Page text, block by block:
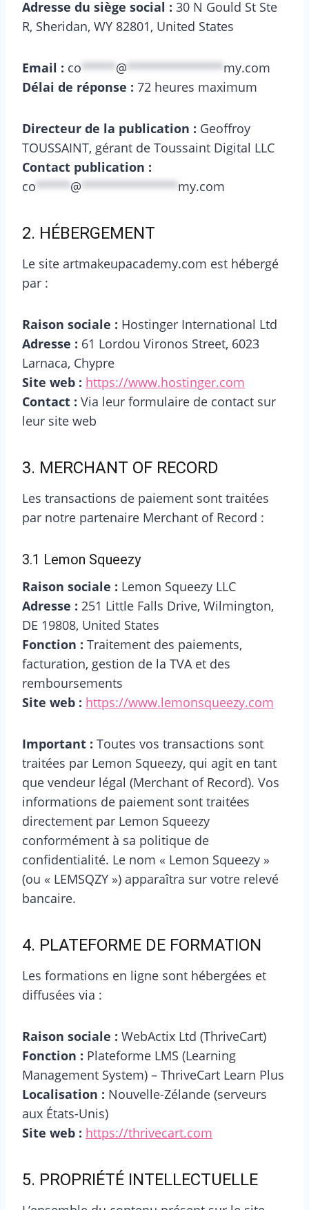
Adresse du siège social : 30 N Gould St Ste
R, Sheridan, WY 82801, United States
Email : co*****@**************my.com
Délai de réponse : 72 heures maximum
Directeur de la publication : Geoffroy
TOUSSAINT, gérant de Toussaint Digital LLC
Contact publication :
co*****@**************my.com
2. HÉBERGEMENT
Le site artmakeupacademy.com est hébergé
par :
Raison sociale : Hostinger International Ltd
Adresse : 61 Lordou Vironos Street, 6023
Larnaca, Chypre
Site web : https://www.hostinger.com
Contact : Via leur formulaire de contact sur
leur site web
3. MERCHANT OF RECORD
Les transactions de paiement sont traitées
par notre partenaire Merchant of Record :
3.1 Lemon Squeezy
Raison sociale : Lemon Squeezy LLC
Adresse : 251 Little Falls Drive, Wilmington,
DE 19808, United States
Fonction : Traitement des paiements,
facturation, gestion de la TVA et des
remboursements
Site web : https://www.lemonsqueezy.com
Important : Toutes vos transactions sont
traitées par Lemon Squeezy, qui agit en tant
que vendeur légal (Merchant of Record). Vos
informations de paiement sont traitées
directement par Lemon Squeezy
conformément à sa politique de
confidentialité. Le nom « Lemon Squeezy »
(ou « LEMSQZY ») apparaîtra sur votre relevé
bancaire.
4. PLATEFORME DE FORMATION
Les formations en ligne sont hébergées et
diffusées via :
Raison sociale : WebActix Ltd (ThriveCart)
Fonction : Plateforme LMS (Learning
Management System) – ThriveCart Learn Plus
Localisation : Nouvelle-Zélande (serveurs
aux États-Unis)
Site web : https://thrivecart.com
5. PROPRIÉTÉ INTELLECTUELLE